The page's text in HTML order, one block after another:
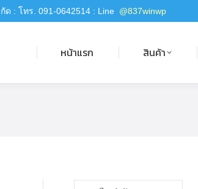
: โทร. 091-0642514 : Line @837winwp
หน้าแรก สินค้า
หน้าแรก สินค้า